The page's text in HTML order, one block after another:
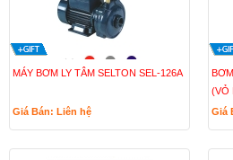
MÁY BƠM LY TÂM SELTON SEL-126A
Giá Bán: Liên hệ
(VỎ
Giá